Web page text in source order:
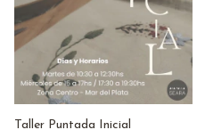
Taller Puntada Inicial